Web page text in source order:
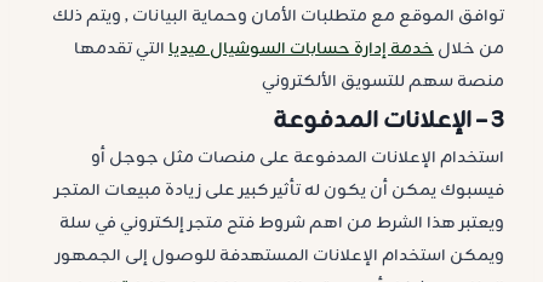
توافق الموقع مع متطلبات الأمان وحماية البيانات , ويتم ذلك
من خلالخدمة إدارة حسابات السوشيال ميدياالتي تقدمها
منصة سهم للتسويق الألكتروني
3 – الإعلانات المدفوعة
استخدام الإعلانات المدفوعة على منصات مثل جوجل أو
فيسبوك يمكن أن يكون له تأثير كبير على زيادة مبيعات المتجر
ويعتبر هذا الشرط من اهم شروط فتح متجر إلكتروني في سلة
ويمكن استخدام الإعلانات المستهدفة للوصول إلى الجمهور